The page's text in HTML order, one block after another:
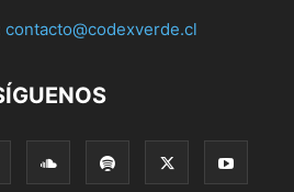
contacto@codexverde.cl